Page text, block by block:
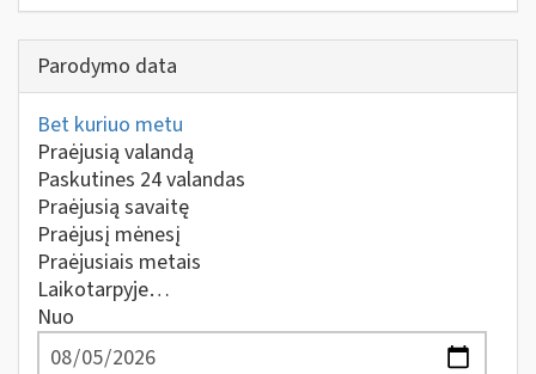
Parodymo data
Bet kuriuo metu
Praėjusią valandą
Paskutines 24 valandas
Praėjusią savaitę
Praėjusį mėnesį
Praėjusiais metais
Laikotarpyje…
Nuo